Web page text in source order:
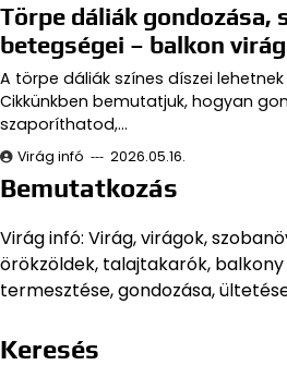
Törpe dáliák gondozása,
betegségei – balkon
A törpe dáliák színes díszei
Cikkünkben bemutatjuk, hogyan
szaporíthatod,…
Virág infó 2026.05.16.
Bemutatkozás
Virág infó: Virág, virágok,
örökzöldek, talajtakarók,
termesztése, gondozása,
Keresés